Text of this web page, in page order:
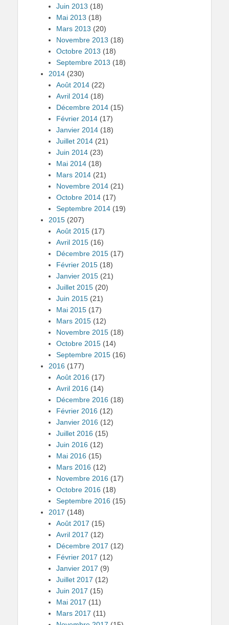
Juin 2013 (18)
Mai 2013 (18)
Mars 2013 (20)
Novembre 2013 (18)
Octobre 2013 (18)
Septembre 2013 (18)
2014 (230)
Août 2014 (22)
Avril 2014 (18)
Décembre 2014 (15)
Février 2014 (17)
Janvier 2014 (18)
Juillet 2014 (21)
Juin 2014 (23)
Mai 2014 (18)
Mars 2014 (21)
Novembre 2014 (21)
Octobre 2014 (17)
Septembre 2014 (19)
2015 (207)
Août 2015 (17)
Avril 2015 (16)
Décembre 2015 (17)
Février 2015 (18)
Janvier 2015 (21)
Juillet 2015 (20)
Juin 2015 (21)
Mai 2015 (17)
Mars 2015 (12)
Novembre 2015 (18)
Octobre 2015 (14)
Septembre 2015 (16)
2016 (177)
Août 2016 (17)
Avril 2016 (14)
Décembre 2016 (18)
Février 2016 (12)
Janvier 2016 (12)
Juillet 2016 (15)
Juin 2016 (12)
Mai 2016 (15)
Mars 2016 (12)
Novembre 2016 (17)
Octobre 2016 (18)
Septembre 2016 (15)
2017 (148)
Août 2017 (15)
Avril 2017 (12)
Décembre 2017 (12)
Février 2017 (12)
Janvier 2017 (9)
Juillet 2017 (12)
Juin 2017 (15)
Mai 2017 (11)
Mars 2017 (11)